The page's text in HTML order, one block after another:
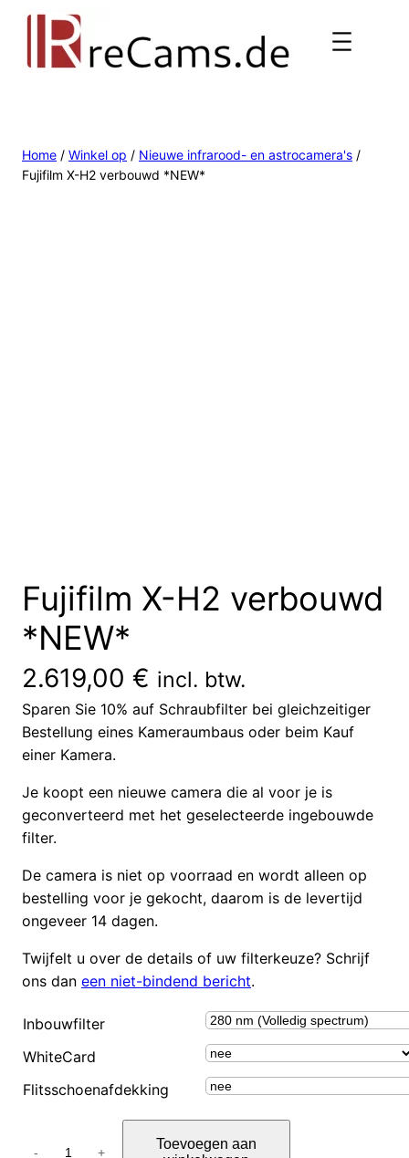
Home / Winkel op / Nieuwe infrarood- en astrocamera's /
Fujifilm X-H2 verbouwd *NEW*
Fujifilm X-H2 verbouwd
*NEW*
2.619,00 € incl. btw.
Sparen Sie 10% auf Schraubfilter bei gleichzeitiger
Bestellung eines Kameraumbaus oder beim Kauf
einer Kamera.
Je koopt een nieuwe camera die al voor je is
geconverteerd met het geselecteerde ingebouwde
filter.
De camera is niet op voorraad en wordt alleen op
bestelling voor je gekocht, daarom is de levertijd
ongeveer 14 dagen.
Twijfelt u over de details of uw filterkeuze? Schrijf
ons dan een niet-bindend bericht.
Inbouwfilter
WhiteCard
Flitsschoenafdekking
- +
Toevoegen aan